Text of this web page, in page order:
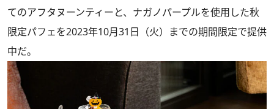
てのアフタヌーンティーと、ナガノパープルを使用した秋
限定パフェを2023年10月31日（火）までの期間限定で提供
中だ。